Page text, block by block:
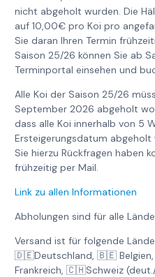
nicht abgeholt wurden. Die
auf 10,00€ pro Koi pro
Sie daran Ihren Termin
Saison 25/26 können Sie ab
Terminportal einsehen und
Alle Koi der Saison 25/26
September 2026 abgeholt
dass alle Koi innerhalb von 5
Ersteigerungsdatum
Sie hierzu Rückfragen haben
frühzeitig per Mail.
Link zu allen Informationen
Abholungen sind für alle
Versand ist für folgende
🇩🇪Deutschland, 🇧🇪
Frankreich, 🇨🇭Schweiz